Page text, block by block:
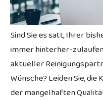
Sind Sie es satt, Ihrer
immer hinterher-
aktueller
Wünsche? Leiden Sie,
der mangelhaften